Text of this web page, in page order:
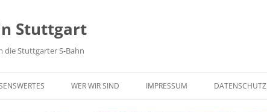
Stuttgart
Stuttgarter S-Bahn
WER WIR SIND IMPRESSUM DATENSCHUTZ